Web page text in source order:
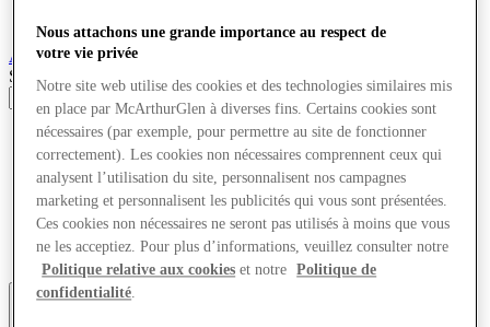
AshfordVillage de Marques
Search input
Magasins
Offres
Planifiez votre visite
Quoi de neuf
Mangez et buvez
Cartes cadeaux
Services
Nous attachons une grande importance au respect de
votre vie privée
Notre site web utilise des cookies et des technologies similaires mis
en place par McArthurGlen à diverses fins. Certains cookies sont
nécessaires (par exemple, pour permettre au site de fonctionner
correctement). Les cookies non nécessaires comprennent ceux qui
analysent l’utilisation du site, personnalisent nos campagnes
marketing et personnalisent les publicités qui vous sont présentées.
Ces cookies non nécessaires ne seront pas utilisés à moins que vous
ne les acceptiez. Pour plus d’informations, veuillez consulter notre
Politique relative aux cookies et notre
Politique de
confidentialité